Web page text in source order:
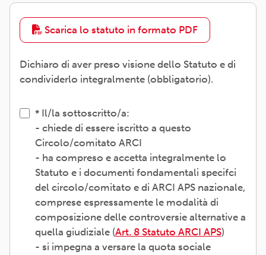
Scarica lo statuto in formato PDF
Dichiaro di aver preso visione dello Statuto e di
condividerlo integralmente (obbligatorio).
Il/la sottoscritto/a:
- chiede di essere iscritto a questo
Circolo/comitato ARCI
- ha compreso e accetta integralmente lo
Statuto e i documenti fondamentali specifci
del circolo/comitato e di ARCI APS nazionale,
comprese espressamente le modalità di
composizione delle controversie alternative a
quella giudiziale (Art. 8 Statuto ARCI APS)
- si impegna a versare la quota sociale